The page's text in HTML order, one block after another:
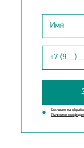
Согласен на
Политике